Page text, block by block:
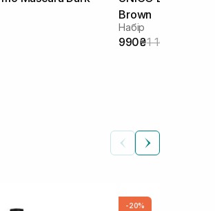
Brown
Набір
990₴1 160₴
-20%